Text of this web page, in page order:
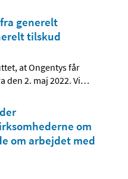
generelt
tilskud
at Ongentys får
2. maj 2022. Vi…
om
om arbejdet med